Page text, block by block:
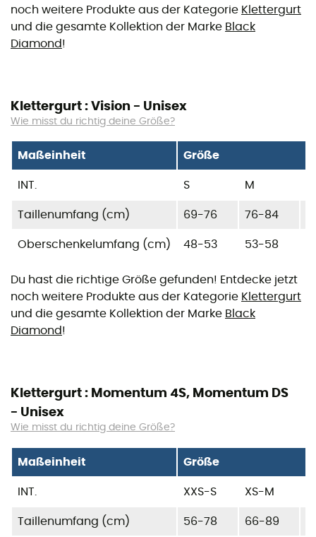
noch weitere Produkte aus der Kategorie Klettergurt
und die gesamte Kollektion der Marke Black
Diamond!
Klettergurt : Vision - Unisex
Wie misst du richtig deine Größe?
Maßeinheit Größe
INT. S M
Taillenumfang (cm) 69-76 76-84
Oberschenkelumfang (cm) 48-53 53-58
Du hast die richtige Größe gefunden! Entdecke jetzt
noch weitere Produkte aus der Kategorie Klettergurt
und die gesamte Kollektion der Marke Black
Diamond!
Klettergurt : Momentum 4S, Momentum DS
- Unisex
Wie misst du richtig deine Größe?
Maßeinheit Größe
INT. XXS-S XS-M
Taillenumfang (cm) 56-78 66-89